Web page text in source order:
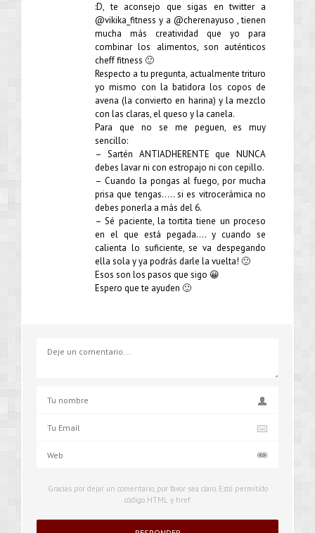
:D, te aconsejo que sigas en twitter a
@vikika_fitness y a @cherenayuso , tienen
mucha más creatividad que yo para
combinar los alimentos, son auténticos
cheff fitness 🙂
Respecto a tu pregunta, actualmente trituro
yo mismo con la batidora los copos de
avena (la convierto en harina) y la mezclo
con las claras, el queso y la canela.
Para que no se me peguen, es muy
sencillo:
– Sartén ANTIADHERENTE que NUNCA
debes lavar ni con estropajo ni con cepillo.
– Cuando la pongas al fuego, por mucha
prisa que tengas….. si es vitrocerámica no
debes ponerla a más del 6.
– Sé paciente, la tortita tiene un proceso
en el que está pegada…. y cuando se
calienta lo suficiente, se va despegando
ella sola y ya podrás darle la vuelta! 🙂
Esos son los pasos que sigo 😀
Espero que te ayuden 🙂
Gracias por dejar un comentario, por favor sea claro. Está permitido
código HTML y href.